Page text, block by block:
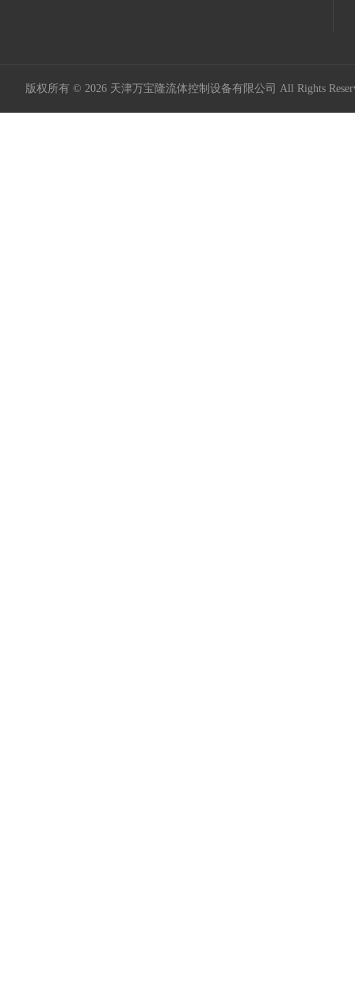
版权所有 © 2026 天津万宝隆流体控制设备有限公司 All Rights